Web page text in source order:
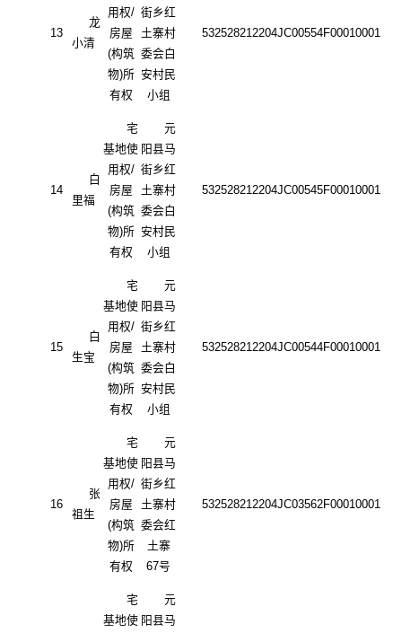
13
龙
小清
用权/
房屋
(构筑
物)所
有权
街乡红
土寨村
委会白
安村民
小组
532528212204JC00554F00010001
14
白
里福
宅
基地使
用权/
房屋
(构筑
物)所
有权
元
阳县马
街乡红
土寨村
委会白
安村民
小组
532528212204JC00545F00010001
15
白
生宝
宅
基地使
用权/
房屋
(构筑
物)所
有权
元
阳县马
街乡红
土寨村
委会白
安村民
小组
532528212204JC00544F00010001
16
张
祖生
宅
基地使
用权/
房屋
(构筑
物)所
有权
元
阳县马
街乡红
土寨村
委会红
土寨
67号
532528212204JC03562F00010001
宅
基地使
元
阳县马